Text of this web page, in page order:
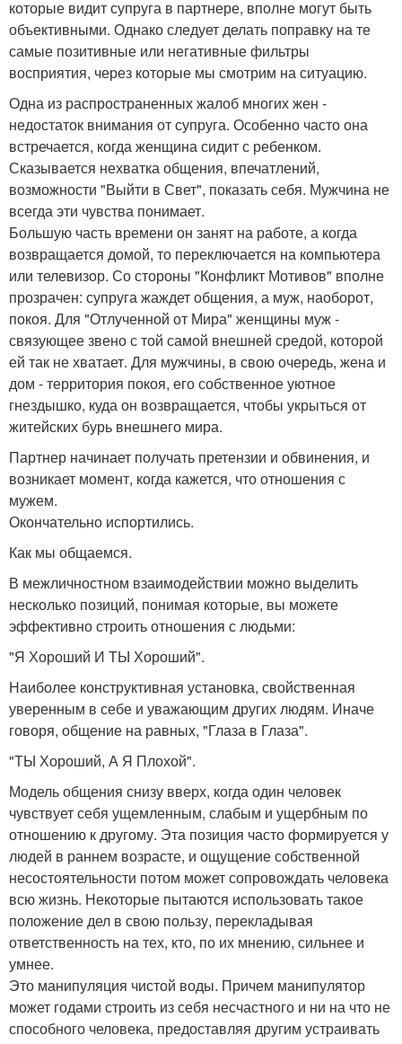
которые видит супруга в партнере, вполне могут быть
объективными. Однако следует делать поправку на те
самые позитивные или негативные фильтры
восприятия, через которые мы смотрим на ситуацию.
Одна из распространенных жалоб многих жен -
недостаток внимания от супруга. Особенно часто она
встречается, когда женщина сидит с ребенком.
Сказывается нехватка общения, впечатлений,
возможности "Выйти в Свет", показать себя. Мужчина не
всегда эти чувства понимает.
Большую часть времени он занят на работе, а когда
возвращается домой, то переключается на компьютера
или телевизор. Со стороны "Конфликт Мотивов" вполне
прозрачен: супруга жаждет общения, а муж, наоборот,
покоя. Для "Отлученной от Мира" женщины муж -
связующее звено с той самой внешней средой, которой
ей так не хватает. Для мужчины, в свою очередь, жена и
дом - территория покоя, его собственное уютное
гнездышко, куда он возвращается, чтобы укрыться от
житейских бурь внешнего мира.
Партнер начинает получать претензии и обвинения, и
возникает момент, когда кажется, что отношения с
мужем.
Окончательно испортились.
Как мы общаемся.
В межличностном взаимодействии можно выделить
несколько позиций, понимая которые, вы можете
эффективно строить отношения с людьми:
"Я Хороший И ТЫ Хороший".
Наиболее конструктивная установка, свойственная
уверенным в себе и уважающим других людям. Иначе
говоря, общение на равных, "Глаза в Глаза".
"ТЫ Хороший, А Я Плохой".
Модель общения снизу вверх, когда один человек
чувствует себя ущемленным, слабым и ущербным по
отношению к другому. Эта позиция часто формируется у
людей в раннем возрасте, и ощущение собственной
несостоятельности потом может сопровождать человека
всю жизнь. Некоторые пытаются использовать такое
положение дел в свою пользу, перекладывая
ответственность на тех, кто, по их мнению, сильнее и
умнее.
Это манипуляция чистой воды. Причем манипулятор
может годами строить из себя несчастного и ни на что не
способного человека, предоставляя другим устраивать